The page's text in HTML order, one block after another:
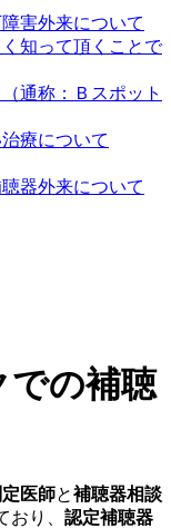
での補聴
医師と補聴器相談
り、 認定補聴器